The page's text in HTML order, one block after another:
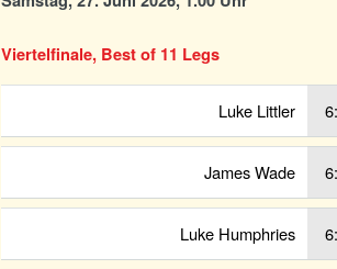
Viertelfinale, Best of 11 Legs
Luke Littler
James Wade
Luke Humphries